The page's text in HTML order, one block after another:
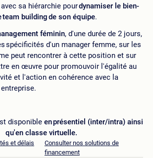
sa hiérarchie pourdynamiser le bien-
team building de son équipe.
féminin, d'une durée de 2 jours,
spécificités d'un manager femme, sur les
peut rencontrer à cette position et sur
en œuvre pour promouvoir l'égalité au
et l'action en cohérence avec la
disponible en présentiel (inter/intra) ainsi
qu'en classe virtuelle.
et délais
Consulter nos solutions de
financement